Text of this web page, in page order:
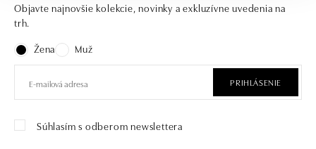
Objavte najnovšie kolekcie, novinky a exkluzívne uvedenia na
trh.
Žena
Muž
PRIHLÁSENIE
Súhlasím s odberom newslettera